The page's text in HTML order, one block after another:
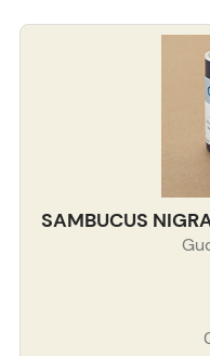
SAMBUCUS